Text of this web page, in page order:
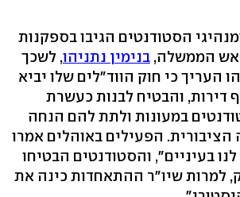
הסטודנטים הגיבו בספקנות
הממשלה, בנימין נתניהו, לשכך
העריך כי חוק הווד"לים שלו יביא
כ-50 אלף דירות, והבטיח לבנות כעשרת
במעונות ולתת להם הנחה
הציבורית. הפעילים באוהלים אמרו
בעיניים", והסטודנטים הבטיחו
למרות שיו"ר ההתאחדות כינה את